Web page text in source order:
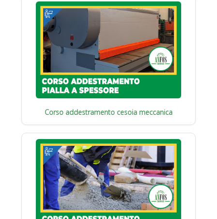
Corso addestramento cesoia meccanica